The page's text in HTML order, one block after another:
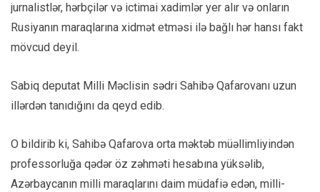
jurnalistlər, hərbçilər və ictimai xadimlər yer alır və onların
Rusiyanın maraqlarına xidmət etməsi ilə bağlı hər hansı fakt
mövcud deyil.
Sabiq deputat Milli Məclisin sədri Sahibə Qafarovanı uzun
illərdən tanıdığını da qeyd edib.
O bildirib ki, Sahibə Qafarova orta məktəb müəllimliyindən
professorluğa qədər öz zəhməti hesabına yüksəlib,
Azərbaycanın milli maraqlarını daim müdafiə edən, milli-